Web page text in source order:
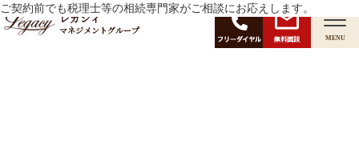
レガシィ
マネジメントグループ
無料面談 MENU
月:2020年11月
ご契約前でも税理士等の相続専門家がご相談にお応えします。